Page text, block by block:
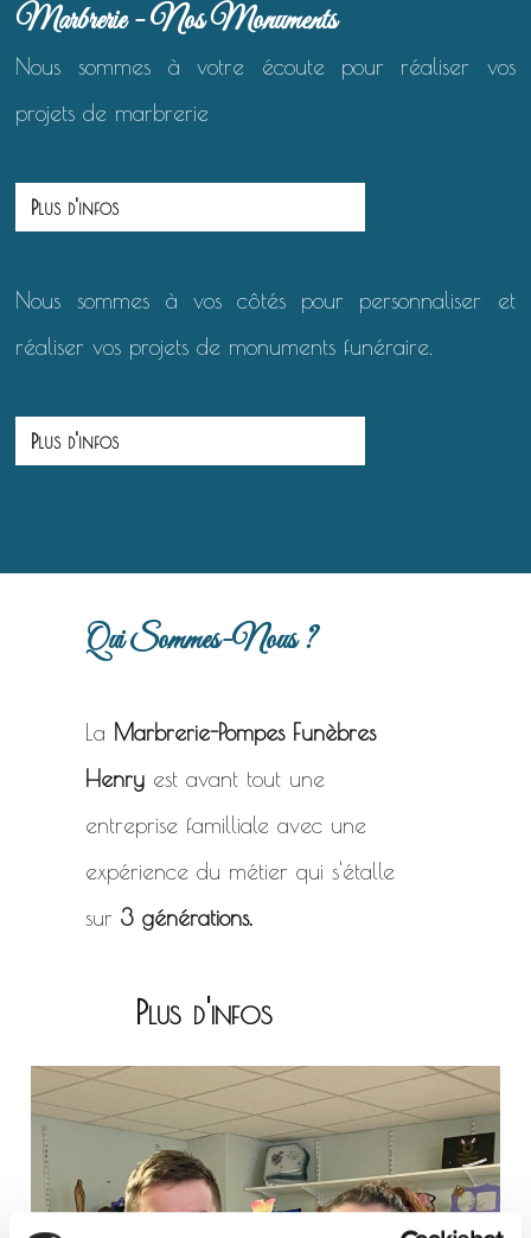
Marbrerie - Nos Monuments
Nous sommes à votre écoute pour réaliser vos
projets de marbrerie
Plus d'infos
Nous sommes à vos côtés pour personnaliser et
réaliser vos projets de monuments funéraire.
Plus d'infos
Qui Sommes-Nous ?
La Marbrerie-Pompes Funèbres
Henry est avant tout une
entreprise familliale avec une
expérience du métier qui s'étalle
sur 3 générations.
Plus d'infos